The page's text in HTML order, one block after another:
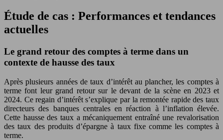
Étude de cas : Performances et tendances
actuelles
Le grand retour des comptes à terme dans un
contexte de hausse des taux
Après plusieurs années de taux d’intérêt au plancher, les comptes à
terme font leur grand retour sur le devant de la scène en 2023 et
2024. Ce regain d’intérêt s’explique par la remontée rapide des taux
directeurs des banques centrales en réaction à l’inflation élevée.
Cette hausse des taux a mécaniquement entraîné une revalorisation
des taux des produits d’épargne à taux fixe comme les comptes à
terme.